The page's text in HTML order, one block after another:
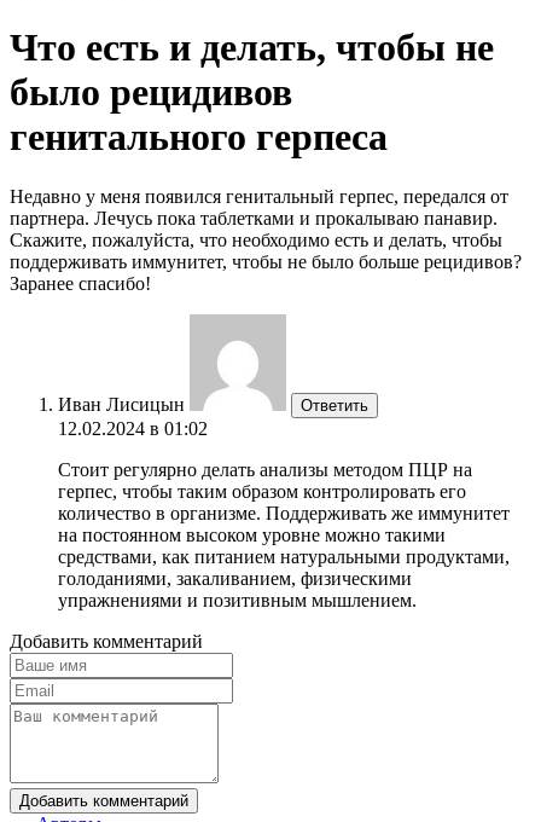
Что есть и делать, чтобы не
было рецидивов
генитального герпеса
Недавно у меня появился генитальный герпес, передался от
партнера. Лечусь пока таблетками и прокалываю панавир.
Скажите, пожалуйста, что необходимо есть и делать, чтобы
поддерживать иммунитет, чтобы не было больше рецидивов?
Заранее спасибо!
Иван Лисицын Ответить
12.02.2024 в 01:02
Стоит регулярно делать анализы методом ПЦР на
герпес, чтобы таким образом контролировать его
количество в организме. Поддерживать же иммунитет
на постоянном высоком уровне можно такими
средствами, как питанием натуральными продуктами,
голоданиями, закаливанием, физическими
упражнениями и позитивным мышлением.
Добавить комментарий
Добавить комментарий